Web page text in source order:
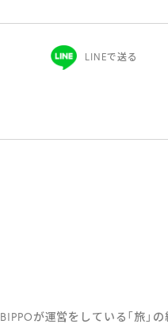
LINEで送る
が運営をしている「旅」